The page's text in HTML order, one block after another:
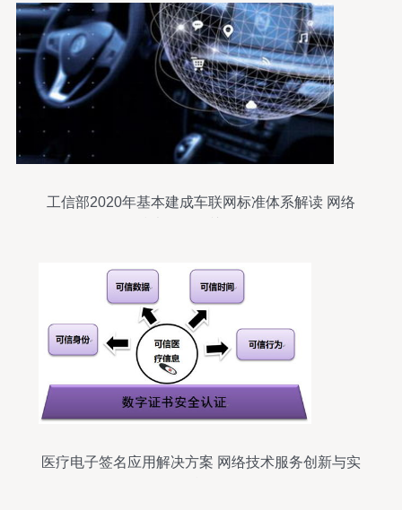
工信部2020年基本建成车联网标准体系解读 网络
医疗电子签名应用解决方案 网络技术服务创新与实